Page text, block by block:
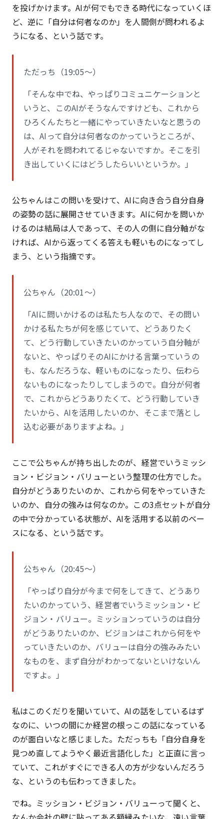
を投げかけます。AIが何でもできる時代になっていくほ
ど、逆に「自分は何者なのか」を人間側が問われるよ
うになる、という話です。
ただっち（19:05〜）
「そんな中でね、やっぱりコミュニケーションと
いうと、このAIがそうなんですけども、これから
ひろくんたちと一緒にやっていきたいなと思うの
は、AIって自分は何者なのかっていうところが、
人がそれを問われてるじゃないですか。そこを引
き出していくにはどうしたらいいというか。」
公ちゃんはこの問いを受けて、AIに向き合う自分自身
の姿勢の話に展開させていきます。AIに何かを問いか
けるのは結局は人であって、その人の側に自分軸がな
ければ、AIから返ってくる答えも軽いものになってし
まう、という指摘です。
公ちゃん（20:01〜）
「AIに問いかけるのは私たち人なので、その問い
かける私たちが何を感じていて、どうありたく
て、どう行動していきたいのかっていう自分軸が
ないと、やっぱりそのAIにかける言葉っていうの
も、なんだろうな、軽いものになったり、伝わら
ないものになったりしてしまうので。自分が何者
で、これからどうありたくて、どう行動していき
たいから、AIを活用したいのか、そこまで落とし
込む必要がありますよね。」
ここで公ちゃんが持ち出したのが、経営でいうミッシ
ョン・ビジョン・バリューという整理の仕方でした。
自分がどうありたいのか、これから何をやっていきた
いのか、自分の強みは何なのか。この3点セットが自分
の中で分かっている状態が、AIを活用する以前のベー
スになる、という話です。
公ちゃん（20:45〜）
「やっぱり自分が今まで何をしてきて、どうあり
たいのかっていう、経営者でいうミッション・ビ
ジョン・バリュー。ミッションっていうのは自分
がどうありたいのか、ビジョンはこれから何をや
っていきたいのか、バリューは自分の強みみたい
なものを、まず自分がわかってないといけないん
ですよ。」
私はこのくだりを聞いていて、AIの話をしているはず
なのに、いつの間にか経営の根っこの話になっている
のが面白いなと感じました。ただっちも「自分自身を
見つめ直してようやく最近言語化した」と正直に言っ
ていて、これがすぐにできる人の方が少ないんだろう
な、というのも伝わってきました。
でね。ミッション・ビジョン・バリューって聞くと、